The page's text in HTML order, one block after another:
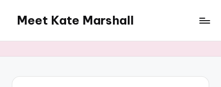
content
Meet Kate Marshall
to